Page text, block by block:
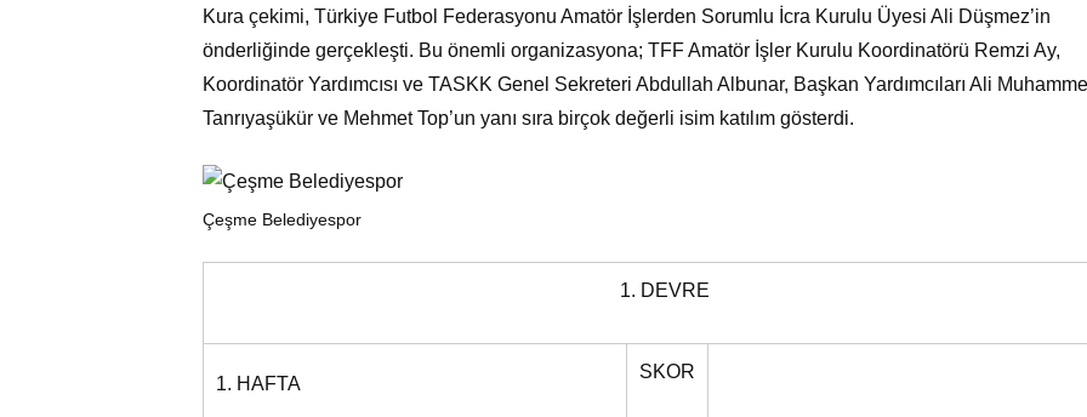
Kura çekimi, Türkiye Futbol Federasyonu Amatör İşlerden Sorumlu İcra Kurulu Üyesi Ali Düşmez’in
önderliğinde gerçekleşti. Bu önemli organizasyona; TFF Amatör İşler Kurulu Koordinatörü Remzi Ay,
Koordinatör Yardımcısı ve TASKK Genel Sekreteri Abdullah Albunar, Başkan Yardımcıları Ali
Tanrıyaşükür ve Mehmet Top’un yanı sıra birçok değerli isim katılım gösterdi.
Çeşme Belediyespor
1. DEVRE
1. HAFTA
SKOR